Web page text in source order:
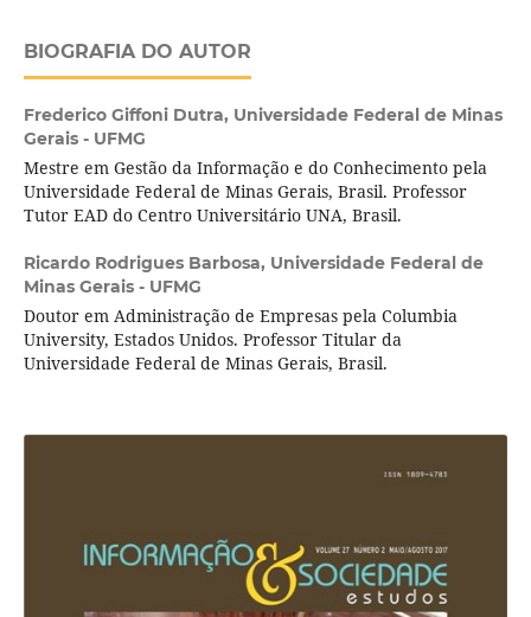
BIOGRAFIA DO AUTOR
Frederico Giffoni Dutra, Universidade Federal de Minas
Gerais - UFMG
Mestre em Gestão da Informação e do Conhecimento pela
Universidade Federal de Minas Gerais, Brasil. Professor
Tutor EAD do Centro Universitário UNA, Brasil.
Ricardo Rodrigues Barbosa, Universidade Federal de
Minas Gerais - UFMG
Doutor em Administração de Empresas pela Columbia
University, Estados Unidos. Professor Titular da
Universidade Federal de Minas Gerais, Brasil.